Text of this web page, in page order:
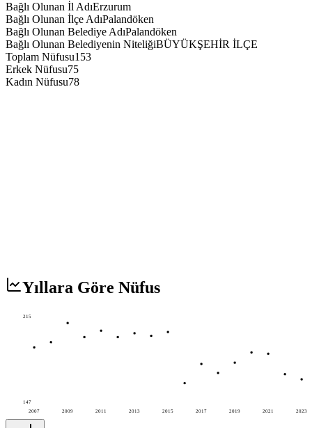
Bağlı Olunan İl AdıErzurum
Bağlı Olunan İlçe AdıPalandöken
Bağlı Olunan Belediye AdıPalandöken
Bağlı Olunan Belediyenin NiteliğiBÜYÜKŞEHİR İLÇE
Toplam Nüfusu153
Erkek Nüfusu75
Kadın Nüfusu78
Yıllara Göre Nüfus
2007 2009 2011 2013 2015 2017 2019 2021 2023
215
147